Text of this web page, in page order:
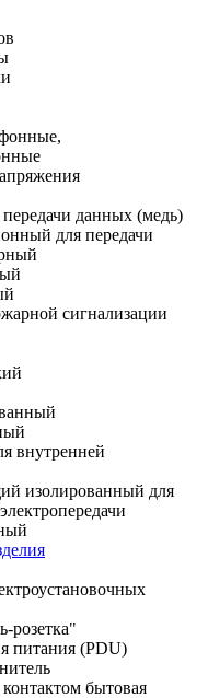
данных (медь)
для передачи
сигнализации
внутренней
изолированный для
розетка"
питания (PDU)
бытовая